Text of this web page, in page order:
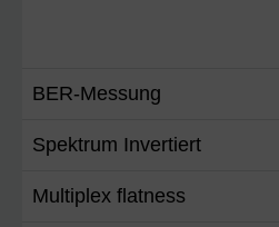
BER-Messung
Spektrum Invertiert
Multiplex flatness